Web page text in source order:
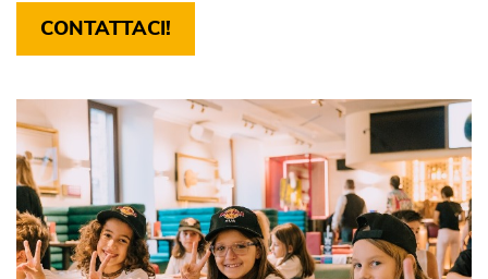
CONTATTACI!